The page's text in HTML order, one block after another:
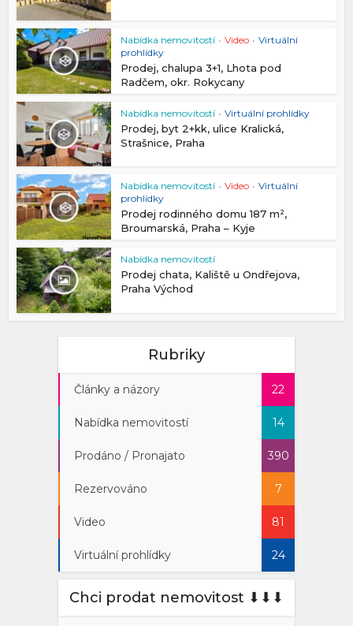
Nabídka nemovitostí • Video • Virtuální
prohlídky
Prodej, chalupa 3+1, Lhota pod
Radčem, okr. Rokycany
Nabídka nemovitostí • Virtuální prohlídky
Prodej, byt 2+kk, ulice Kralická,
Strašnice, Praha
Nabídka nemovitostí • Video • Virtuální
prohlídky
Prodej rodinného domu 187 m²,
Broumarská, Praha – Kyje
Nabídka nemovitostí
Prodej chata, Kaliště u Ondřejova,
Praha Východ
Rubriky
Články a názory 22
Nabídka nemovitostí 14
Prodáno / Pronajato 390
Rezervováno 7
Video 81
Virtuální prohlídky 24
Chci prodat nemovitost ⬇︎⬇︎⬇︎